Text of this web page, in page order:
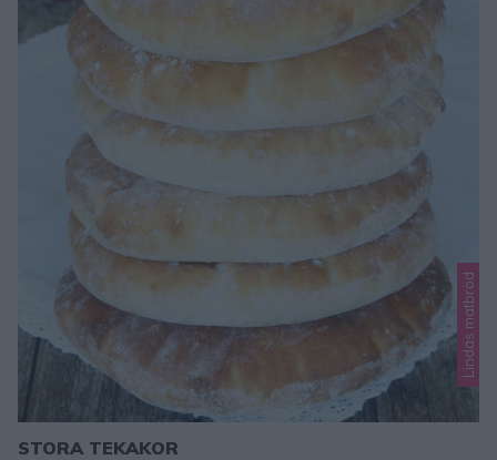
Lindas matbröd
STORA TEKAKOR